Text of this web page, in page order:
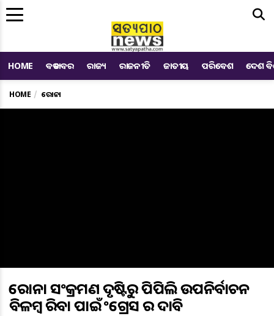
HOME ବଡ ଖବର ରାଜ୍ୟ ରାଜନୀତି ଜାତୀୟ ପରିବେଶ ଦେଶ
HOME କରୋନା
କରୋନା ସଂକ୍ରମଣ ଦୃଷ୍ଟିରୁ ପିପିଲି ଉପନିର୍ବାଚନ
ବିଳମ୍ବ କରିବା ପାଇଁ କଂଗ୍ରେସ ର ଦାବି